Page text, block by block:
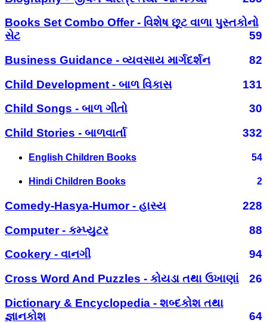
Books Set Combo Offer - વિશેષ છૂટ વાળા પુસ્તકોનો
સેટ
59
Business Guidance - વ્યવસાય માર્ગદર્શન
82
Child Development - બાળ વિકાસ
131
Child Songs - બાળ ગીતો
30
Child Stories - બાળવાર્તા
332
English Children Books 54
Hindi Children Books 2
Comedy-Hasya-Humor - હાસ્ય
228
Computer - કમ્પ્યુટર
88
Cookery - વાનગી
94
Cross Word And Puzzles - કોયડા તથા ઉખાણાં
26
Dictionary & Encyclopedia - શબ્દકોશ તથા
જ્ઞાનકોશ
64